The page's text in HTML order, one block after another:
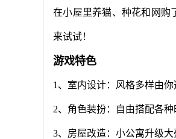
在小屋里养猫、种花和网购
来试试！
游戏特色
1、室内设计：风格多样由你
2、角色装扮：自由搭配各种
3、房屋改造：小公寓升级大